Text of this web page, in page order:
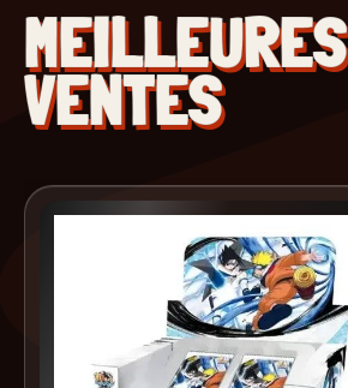
MEILLEURES
VENTES